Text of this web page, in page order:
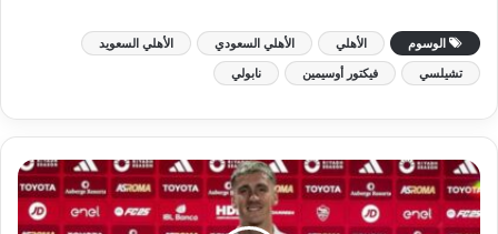
الوسوم الأهلي الأهلي السعودي الأهلي السعويد
تشيلسي فيكتور أوسيمين نابولي